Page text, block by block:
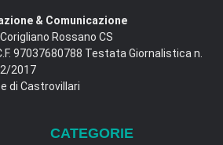
& Comunicazione
Rossano CS
97037680788 Testata Giornalistica n.
2017
di Castrovillari
CATEGORIE